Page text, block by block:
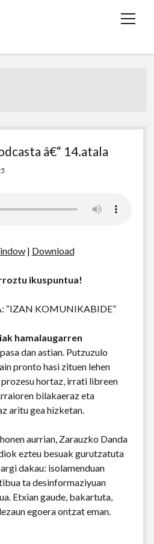
open
â€“ 14.atala
| Download
ikuspuntua!
“IZAN KOMUNIKABIDE”
hamalaugarren
dan astian. Putzuzulo
pronto hasi zituen lehen
hortaz, irrati libreen
bilakaeraz eta
aritu gea hizketan.
aurrian, Zarauzko Danda
ezteu besuak gurutzatuta
dakau: isolamenduan
ta desinformaziyuan
Etxian gaude, bakartuta,
egoera ontzat eman.